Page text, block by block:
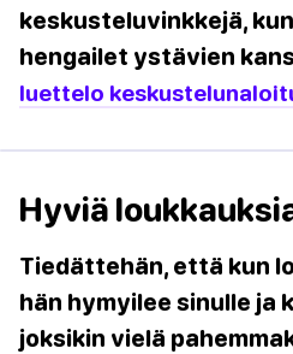
keskusteluvinkkejä,
hengailet ystävien
luettelo
Hyviä
Tiedättehän, että kun
hän hymyilee sinulle ja
joksikin vielä